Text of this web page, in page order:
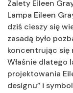
Zalety Eileen
Lampa Eileen
dziś cieszy się
zasadą było
koncentrując się
Właśnie dlatego
projektowania
designu” i